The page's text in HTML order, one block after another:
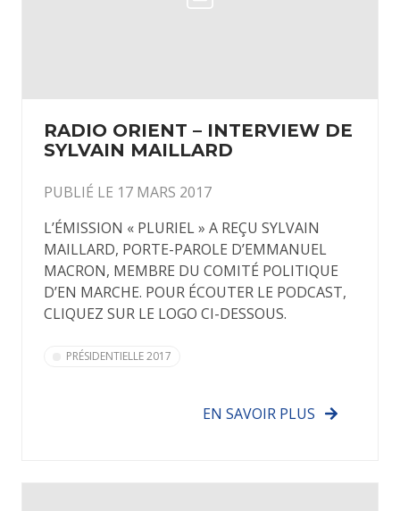
RADIO ORIENT – INTERVIEW DE
SYLVAIN MAILLARD
PUBLIÉ LE 17 MARS 2017
L’ÉMISSION « PLURIEL » A REÇU SYLVAIN
MAILLARD, PORTE-PAROLE D’EMMANUEL
MACRON, MEMBRE DU COMITÉ POLITIQUE
D’EN MARCHE. POUR ÉCOUTER LE PODCAST,
CLIQUEZ SUR LE LOGO CI-DESSOUS.
PRÉSIDENTIELLE 2017
EN SAVOIR PLUS